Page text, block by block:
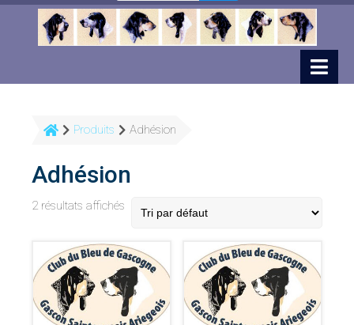
Produits Adhésion
Adhésion
2 résultats affichés